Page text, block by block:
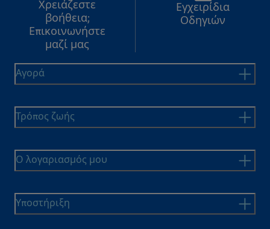
Χρειάζεστε
βοήθεια;
Επικοινωνήστε
μαζί μας
Εγχειρίδια
Οδηγιών
Αγορά
Τρόπος ζωής
Ο λογαριασμός μου
Υποστήριξη